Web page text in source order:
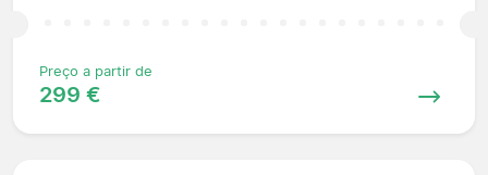
Preço a partir de
299 €